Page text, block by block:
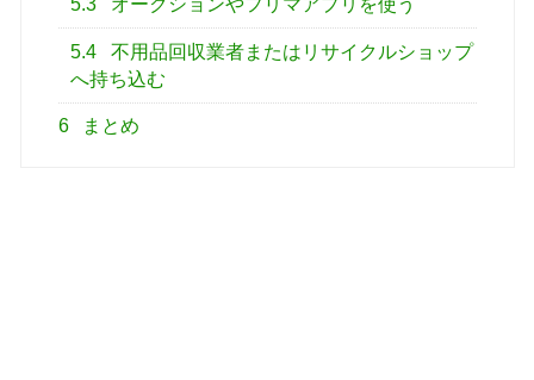
5.3 オークションやフリマアプリを使う
5.4
不用品回収業者またはリサイクルショップ
へ持ち込む
6 まとめ